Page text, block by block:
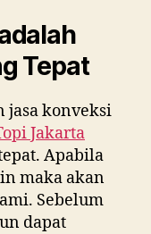
Tepat
jasa konveksi
Jakarta
Apabila
maka akan
Sebelum
dapat